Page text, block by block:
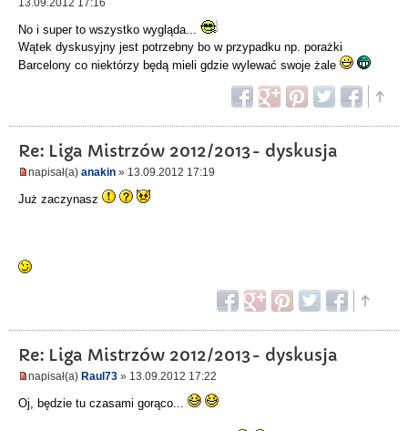
13.09.2012 17:16
No i super to wszystko wygląda...
Wątek dyskusyjny jest potrzebny bo w przypadku np. porażki
Barcelony co niektórzy będą mieli gdzie wylewać swoje żale
Re: Liga Mistrzów 2012/2013- dyskusja
napisał(a) anakin » 13.09.2012 17:19
Już zaczynasz
Re: Liga Mistrzów 2012/2013- dyskusja
napisał(a) Raul73 » 13.09.2012 17:22
Oj, będzie tu czasami gorąco...